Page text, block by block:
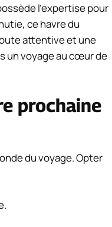
l’expertise pour
ce havre du
attentive et une
un voyage au cœur de
prochaine
du voyage. Opter